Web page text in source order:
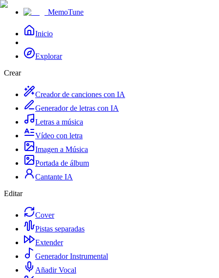
MemoTune
Inicio
Explorar
Crear
Creador de canciones con IA
Generador de letras con IA
Letras a música
Vídeo con letra
Imagen a Música
Portada de álbum
Cantante IA
Editar
Cover
Pistas separadas
Extender
Generador Instrumental
Añadir Vocal